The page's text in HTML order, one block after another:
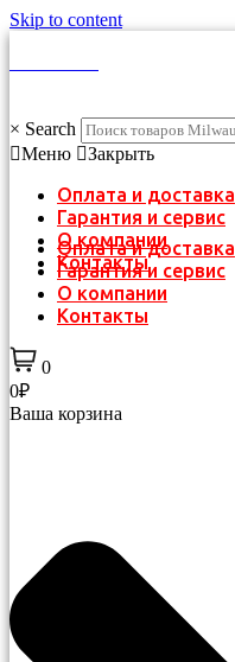
Skip to content
× Search
Меню
Закрыть
Оплата и доставка
Гарантия и сервис
О компании
Контакты
Оплата и доставка
Гарантия и сервис
О компании
Контакты
0
0₽
Ваша корзина